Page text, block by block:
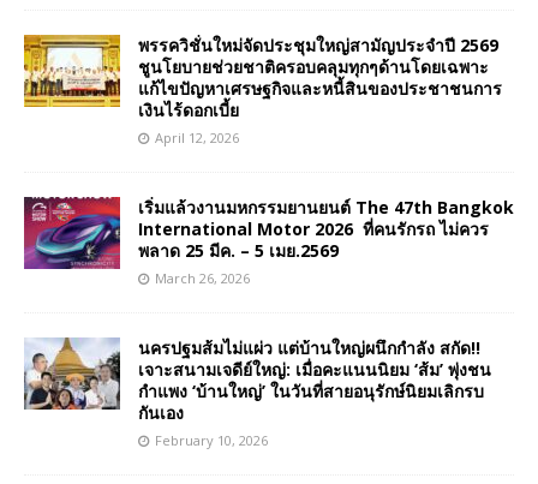
พรรควิชั่นใหม่จัดประชุมใหญ่สามัญประจำปี 2569
ชูนโยบายช่วยชาติครอบคลุมทุกๆด้านโดยเฉพาะ
แก้ไขปัญหาเศรษฐกิจและหนี้สินของประชาชนการ
เงินไร้ดอกเบี้ย
April 12, 2026
เริ่มแล้วงานมหกรรมยานยนต์ The 47th Bangkok
International Motor 2026 ที่คนรักรถ ไม่ควร
พลาด 25 มีค. – 5 เมย.2569
March 26, 2026
นครปฐมส้มไม่แผ่ว แต่บ้านใหญ่ผนึกกำลัง สกัด!!
เจาะสนามเจดีย์ใหญ่: เมื่อคะแนนนิยม ‘ส้ม’ พุ่งชน
กำแพง ‘บ้านใหญ่’ ในวันที่สายอนุรักษ์นิยมเลิกรบ
กันเอง
February 10, 2026